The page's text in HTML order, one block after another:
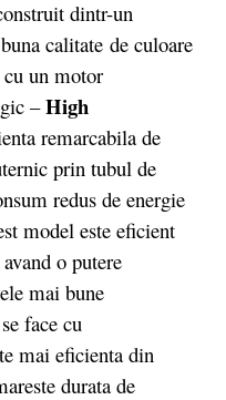
dintr-un
calitate de culoare
un motor
–High
remarcabila de
prin tubul de
redus de energie
model este eficient
o putere
mai bune
face cu
mai eficienta din
durata de